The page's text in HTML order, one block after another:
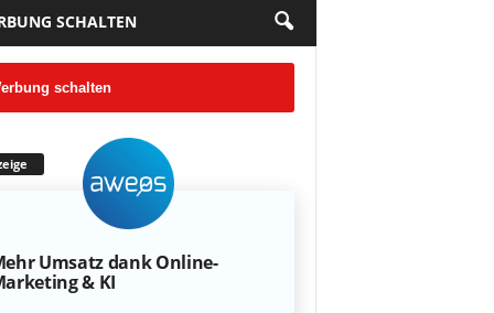
SCHALTEN
schalten
Umsatz dank Online-
& KI